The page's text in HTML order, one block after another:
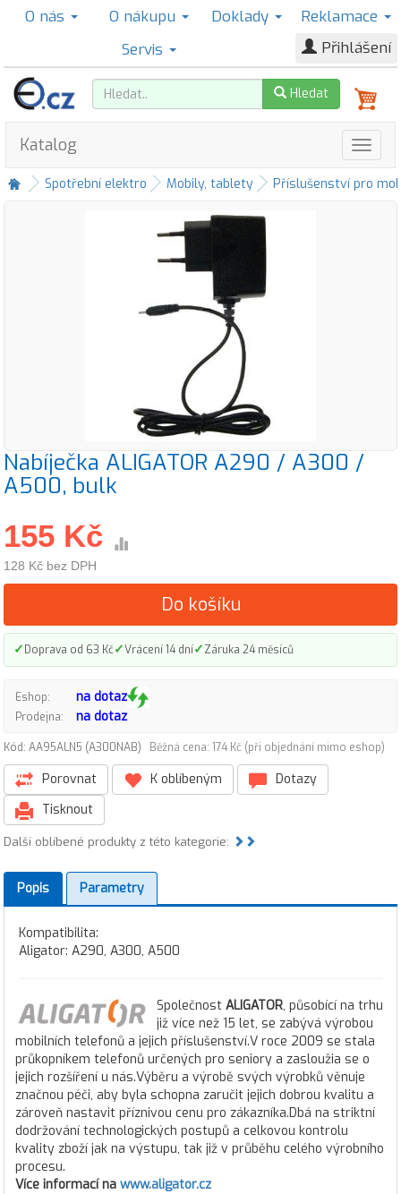
O nás O nákupu Doklady
Reklamace
Servis
Přihlášení
Hledat
Katalog
Spotřební elektro Mobily, tablety Příslušenství pro
Nabíječka ALIGATOR A290 / A300 /
A500, bulk
155 Kč
128 Kč bez DPH
Do košíku
✓Doprava od 63 Kč✓Vrácení 14 dní✓Záruka 24 měsíců
Eshop: na dotaz
Prodejna: na dotaz
Kód: AA95ALN5 (A300NAB) Běžná cena: 174 Kč (při objednání mimo eshop)
Porovnat K oblíbeným
Dotazy
Tisknout
Další oblíbené produkty z této kategorie:
Popis Parametry
Kompatibilita:
Aligator: A290, A300, A500
Společnost ALIGATOR, působící na trhu
již více než 15 let, se zabývá výrobou
mobilních telefonů a jejich příslušenství.V roce 2009 se stala
průkopníkem telefonů určených pro seniory a zasloužia se o
jejich rozšíření u nás.Výběru a výrobě svých výrobků věnuje
značnou péči, aby byla schopna zaručit jejich dobrou kvalitu a
zároveň nastavit příznivou cenu pro zákazníka.Dbá na striktní
dodržování technologických postupů a celkovou kontrolu
kvality zboží jak na výstupu, tak již v průběhu celého výrobního
procesu.
Více informací na www.aligator.cz